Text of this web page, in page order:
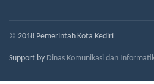
© 2018 Pemerintah Kota Kediri
Support by Dinas Komunikasi dan